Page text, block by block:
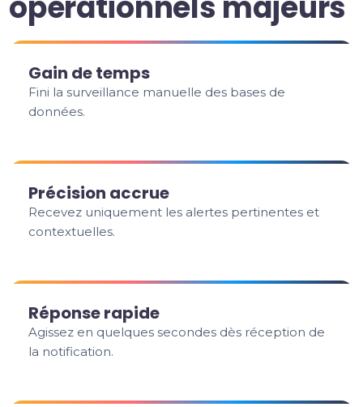
Gain de temps
Fini la surveillance manuelle des bases de
données.
Précision accrue
Recevez uniquement les alertes pertinentes et
contextuelles.
Réponse rapide
Agissez en quelques secondes dès réception de
la notification.